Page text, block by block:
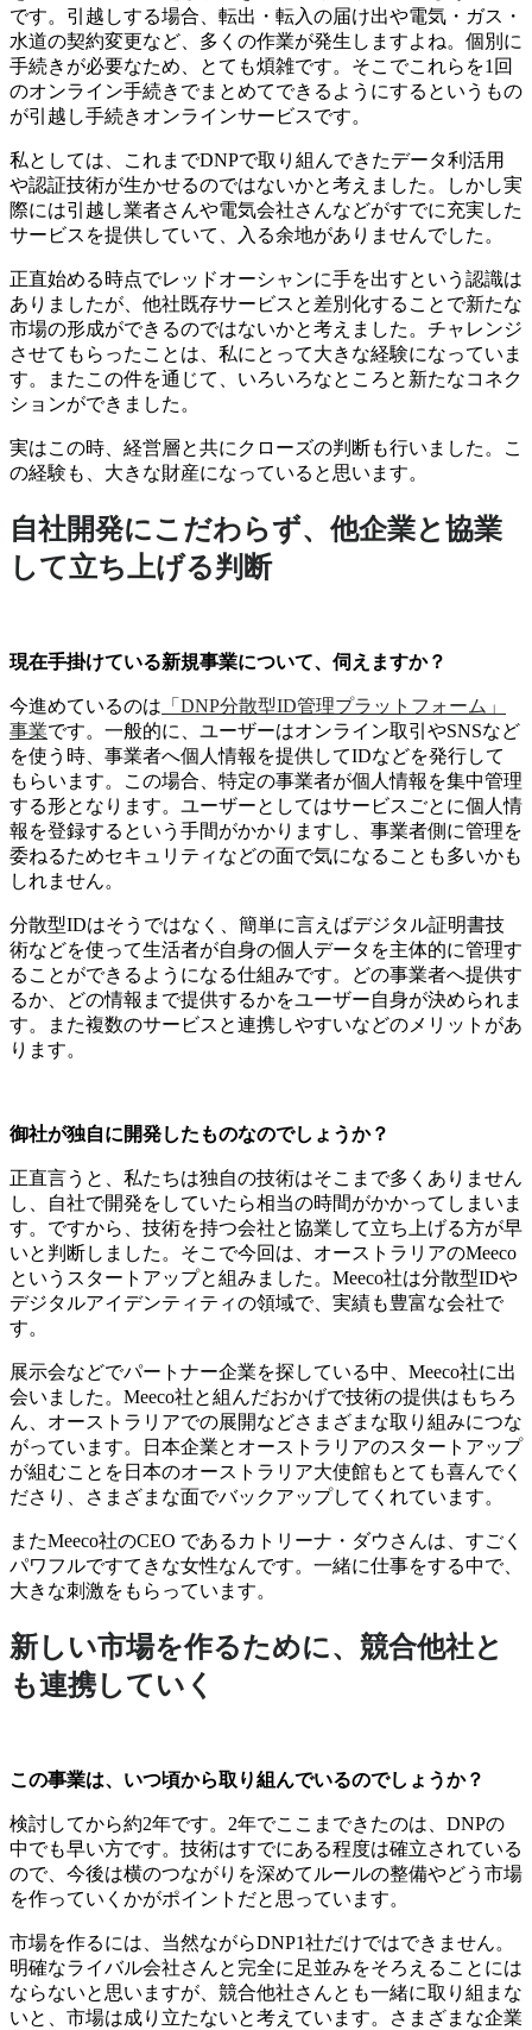
です。引越しする場合、転出・転入の届け出や電気・ガス・
水道の契約変更など、多くの作業が発生しますよね。個別に
手続きが必要なため、とても煩雑です。そこでこれらを1回
のオンライン手続きでまとめてできるようにするというもの
が引越し手続きオンラインサービスです。
私としては、これまでDNPで取り組んできたデータ利活用
や認証技術が生かせるのではないかと考えました。しかし実
際には引越し業者さんや電気会社さんなどがすでに充実した
サービスを提供していて、入る余地がありませんでした。
正直始める時点でレッドオーシャンに手を出すという認識は
ありましたが、他社既存サービスと差別化することで新たな
市場の形成ができるのではないかと考えました。チャレンジ
させてもらったことは、私にとって大きな経験になっていま
す。またこの件を通じて、いろいろなところと新たなコネク
ションができました。
実はこの時、経営層と共にクローズの判断も行いました。
こ
の経験も、大きな財産になっていると思います。
自社開発にこだわらず、他企業と協業
して立ち上げる判断
現在手掛けている新規事業について、伺えますか？
今進めているのは 「DNP分散型ID管理プラットフォーム」
事業です。一般的に、ユーザーはオンライン取引やSNSなど
を使う時、事業者へ個人情報を提供してIDなどを発行して
もらいます。この場合、特定の事業者が個人情報を集中管理
する形となります。ユーザーとしてはサービスごとに個人情
報を登録するという手間がかかりますし、事業者側に管理を
委ねるためセキュリティなどの面で気になることも多いかも
しれません。
分散型IDはそうではなく、簡単に言えばデジタル証明書技
術などを使って生活者が自身の個人データを主体的に管理す
ることができるようになる仕組みです。どの事業者へ提供す
るか、どの情報まで提供するかをユーザー自身が決められま
す。また複数のサービスと連携しやすいなどのメリットがあ
ります。
御社が独自に開発したものなのでしょうか？
正直言うと、私たちは独自の技術はそこまで多くありません
し、自社で開発をしていたら相当の時間がかかってしまいま
す。ですから、技術を持つ会社と協業して立ち上げる方が早
いと判断しました。そこで今回は、オーストラリアのMeeco
というスタートアップと組みました。Meeco社は分散型IDや
デジタルアイデンティティの領域で、実績も豊富な会社で
す。
展示会などでパートナー企業を探している中、Meeco社に出
会いました。Meeco社と組んだおかげで技術の提供はもちろ
ん、オーストラリアでの展開などさまざまな取り組みにつな
がっています。日本企業とオーストラリアのスタートアップ
が組むことを日本のオーストラリア大使館もとても喜んでく
ださり、さまざまな面でバックアップしてくれています。
またMeeco社のCEO であるカトリーナ・ダウさんは、すごく
パワフルですてきな女性なんです。一緒に仕事をする中で、
大きな刺激をもらっています。
新しい市場を作るために、競合他社と
も連携していく
この事業は、いつ頃から取り組んでいるのでしょうか？
検討してから約2年です。2年でここまできたのは、DNPの
中でも早い方です。技術はすでにある程度は確立されている
ので、今後は横のつながりを深めてルールの整備やどう市場
を作っていくかがポイントだと思っています。
市場を作るには、当然ながらDNP1社だけではできません。
明確なライバル会社さんと完全に足並みをそろえることには
ならないと思いますが、競合他社さんとも一緒に取り組まな
いと、市場は成り立たないと考えています。さまざまな企業